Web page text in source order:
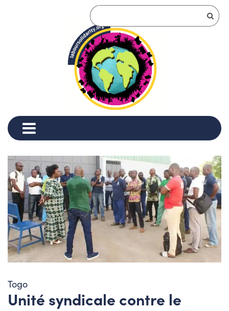
Togo
Unité syndicale contre le